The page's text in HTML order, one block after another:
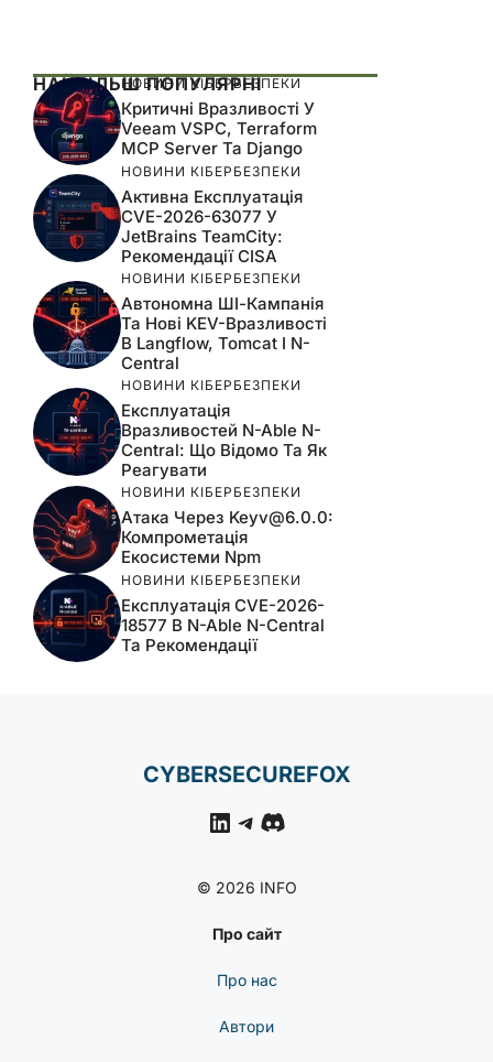
НАЙБІЛЬШ ПОПУЛЯРНІ
НОВИНИ КІБЕРБЕЗПЕКИ
Критичні Вразливості У
Veeam VSPC, Terraform
MCP Server Та Django
НОВИНИ КІБЕРБЕЗПЕКИ
Активна Експлуатація
CVE-2026-63077 У
JetBrains TeamCity:
Рекомендації CISA
НОВИНИ КІБЕРБЕЗПЕКИ
Автономна ШІ-Кампанія
Та Нові KEV-Вразливості
В Langflow, Tomcat І N-
Central
НОВИНИ КІБЕРБЕЗПЕКИ
Експлуатація
Вразливостей N-Able N-
Central: Що Відомо Та Як
Реагувати
НОВИНИ КІБЕРБЕЗПЕКИ
Атака Через Keyv@6.0.0:
Компрометація
Екосистеми Npm
НОВИНИ КІБЕРБЕЗПЕКИ
Експлуатація CVE-2026-
18577 В N-Able N-Central
Та Рекомендації
CYBERSECUREFOX
LinkedIn
Telegram
Discord
© 2026 INFO
Про сайт
Про нас
Автори